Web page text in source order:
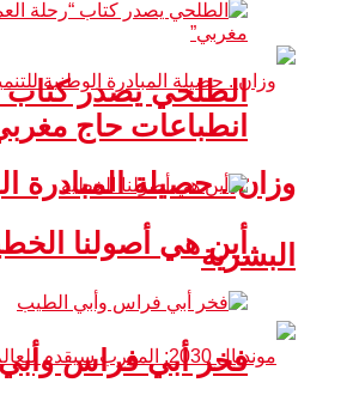
وزان.. حصيلة المبادرة
البشرية
الطلحي يصدر كتاب
انطباعات حاج
أين هي أصولنا
فخر أبي فراس